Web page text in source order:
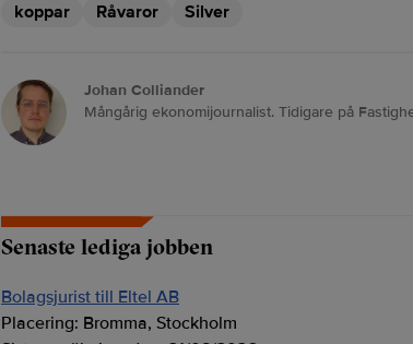
koppar Råvaror Silver
Johan Colliander
Mångårig ekonomijournalist. Tidigare på
Senaste lediga jobben
Bolagsjurist till Eltel AB
Placering: Bromma, Stockholm